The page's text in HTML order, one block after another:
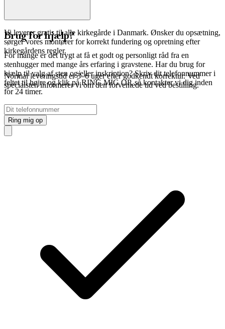
Vi leverer gratis til alle kirkegårde i Danmark. Ønsker du opsætning,
sørger vores montører for korrekt fundering og opretning efter
kirkegårdens regler.
Normal leveringstid er 3–6 uger efter godkendt korrektur. Ved
specialsten informerer vi om den forventede tid ved bestilling.
Brug for hjælp?
For mange er det trygt at få et godt og personligt råd fra en
stenhugger med mange års erfaring i gravstene. Har du brug for
hjælp til valg af sten og/eller inskription? Skriv dit telefonnummer i
feltet til højre og klik på RING MIG OP, så kontakter vi dig inden
for 24 timer.
Undlad
at
udfylde
dette